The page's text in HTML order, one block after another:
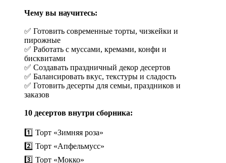
Чему вы научитесь:
✅ Готовить современные торты, чизкейки и
пирожные
✅ Работать с муссами, кремами, конфи и
бисквитами
✅ Создавать праздничный декор десертов
✅ Балансировать вкус, текстуры и сладость
✅ Готовить десерты для семьи, праздников и
заказов
10 десертов внутри сборника:
1️⃣ Торт «Зимняя роза»
2️⃣ Торт «Апфельмусс»
3️⃣ Торт «Мокко»